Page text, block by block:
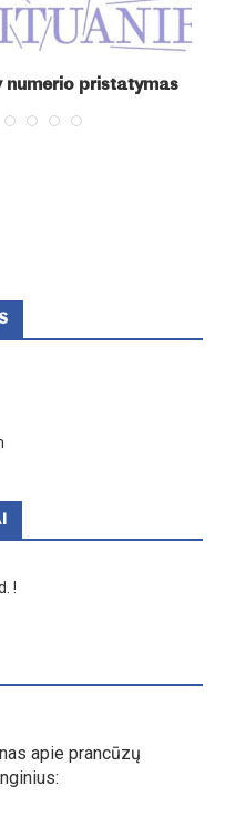
numerio pristatymas
!
apie prancūzų